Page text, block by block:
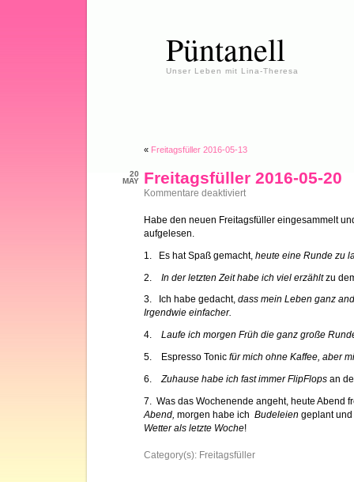
Püntanell
Unser Leben mit Lina-Theresa
« Freitagsfüller 2016-05-13
20
MAY
Freitagsfüller 2016-05-20
Kommentare deaktiviertfür
05-
Habe den neuen Freitagsfüller eingesammelt
aufgelesen.
1. Es hat Spaß gemacht, heute eine Runde zu
2. In der letzten Zeit habe ich viel erzähltzu
3. Ich habe gedacht, dass mein Leben ganz
Irgendwie einfacher.
4. Laufe ich morgen Früh die ganz große
5. Espresso Tonic für mich ohne Kaffee, aber
6. Zuhause habe ich fast immer FlipFlops an
7. Was das Wochenende angeht, heute Abend
Abend, morgen habe ich Budeleien geplant
Wetter als letzte Woche!
Category(s): Freitagsfüller